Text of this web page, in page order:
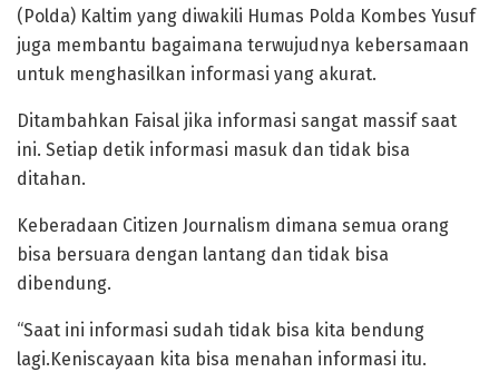
(Polda) Kaltim yang diwakili Humas Polda Kombes Yusuf
juga membantu bagaimana terwujudnya kebersamaan
untuk menghasilkan informasi yang akurat.
Ditambahkan Faisal jika informasi sangat massif saat
ini. Setiap detik informasi masuk dan tidak bisa
ditahan.
Keberadaan Citizen Journalism dimana semua orang
bisa bersuara dengan lantang dan tidak bisa
dibendung.
“Saat ini informasi sudah tidak bisa kita bendung
lagi.Keniscayaan kita bisa menahan informasi itu.